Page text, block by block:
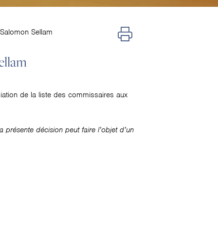
Sellam
de la liste des commissaires aux
décision peut faire l’objet d’un